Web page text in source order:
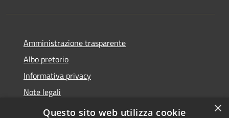
Amministrazione trasparente
Albo pretorio
Informativa privacy
Note legali
Dichiarazione di accessibilità
×
Questo sito web utilizza cookie